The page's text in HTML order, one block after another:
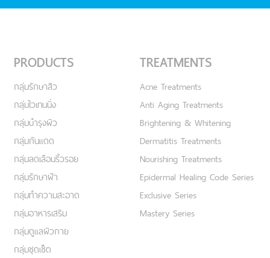
PRODUCTS
กลุ่มรักษาสิว
กลุ่มไวเทนนิ่ง
กลุ่มบำรุงผิว
กลุ่มกันแดด
กลุ่มลดเลือนริ้วรอย
กลุ่มรักษาฝ้า
กลุ่มทำความสะอาด
กลุ่มอาหารเสริม
กลุ่มดูแลผิวกาย
กลุ่มชุดเซ็ต
TREATMENTS
Acne Treatments
Anti Aging Treatments
Brightening & Whitening
Dermatitis Treatments
Nourishing Treatments
Epidermal Healing Code Series
Exclusive Series
Mastery Series